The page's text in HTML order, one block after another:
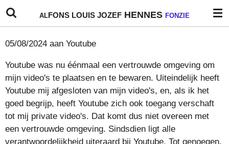
Ga
direct
de
hoofdinhoud
ALFONS LOUIS JOZEF HENNES FONZIE
05/08/2024 aan Youtube
Youtube was nu éénmaal een vertrouwde omgeving om
mijn video's te plaatsen en te bewaren. Uiteindelijk heeft
Youtube mij afgesloten van mijn video's, en, als ik het
goed begrijp, heeft Youtube zich ook toegang verschaft
tot mij private video's. Dat komt dus niet overeen met
een vertrouwde omgeving. Sindsdien ligt alle
verantwoordelijkheid uiteraard bij Youtube. Tot genoegen,